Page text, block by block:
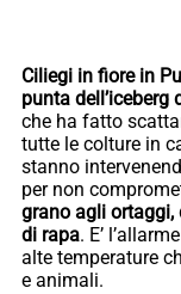
Ciliegi in fiore in
punta
che ha fatto
tutte le colture in
stanno
per non
grano agli ortaggi,
di rapa. E’
alte temperature
e animali.